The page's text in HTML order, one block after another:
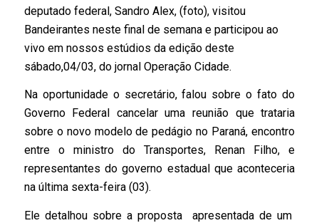
deputado federal, Sandro Alex, (foto), visitou
Bandeirantes neste final de semana e participou ao
vivo em nossos estúdios da edição deste
sábado,04/03, do jornal Operação Cidade.
Na oportunidade o secretário, falou sobre o fato do
Governo Federal cancelar uma reunião que trataria
sobre o novo modelo de pedágio no Paraná, encontro
entre o ministro do Transportes, Renan Filho, e
representantes do governo estadual que aconteceria
na última sexta-feira (03).
Ele detalhou sobre a proposta apresentada de um